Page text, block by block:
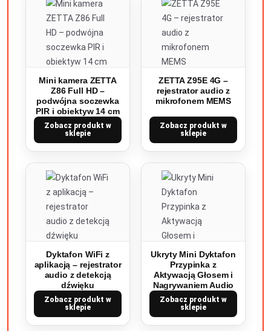
Mini kamera ZETTA
Z86 Full HD –
podwójna soczewka
PIR i obiektyw 14 cm
Zobacz produkt w
sklepie
ZETTA Z95E 4G –
rejestrator audio z
mikrofonem MEMS
Zobacz produkt w
sklepie
Dyktafon WiFi z
aplikacją – rejestrator
audio z detekcją
dźwięku
Zobacz produkt w
sklepie
Ukryty Mini Dyktafon
Przypinka z
Aktywacją Głosem i
Nagrywaniem Audio
Zobacz produkt w
sklepie